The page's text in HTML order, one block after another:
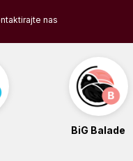
nas
BiG Balade